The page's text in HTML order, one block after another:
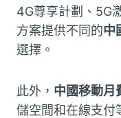
4G尊享計劃、5G
方案提供不同的中
選擇。
此外， 中國移動月
儲空間和在線支付